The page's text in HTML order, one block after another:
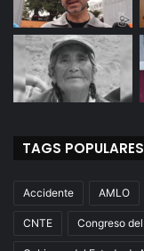
TAGS POPULARES
Accidente AMLO
CNTE Congreso